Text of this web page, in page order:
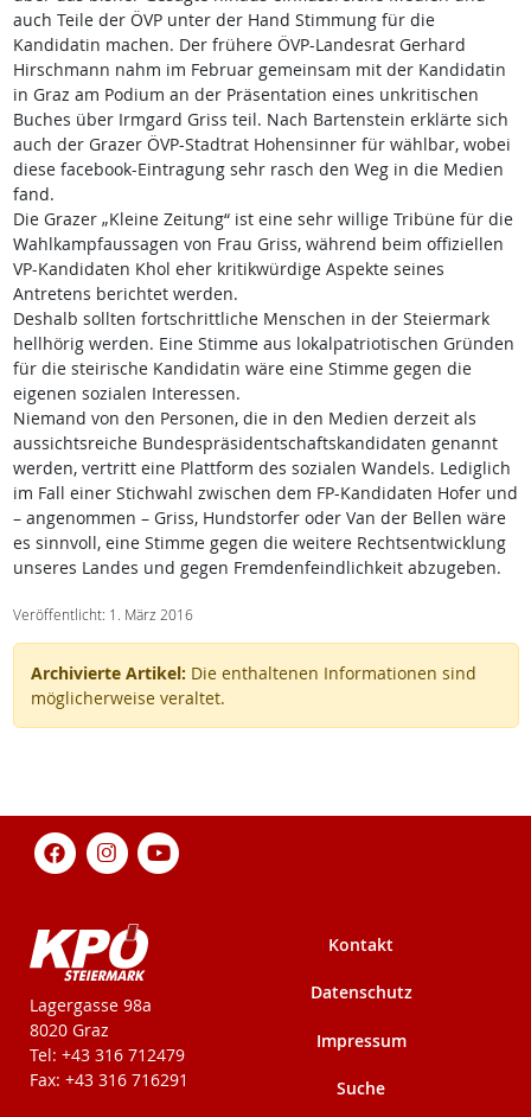
auch Teile der ÖVP unter der Hand Stimmung für die
Kandidatin machen. Der frühere ÖVP-Landesrat Gerhard
Hirschmann nahm im Februar gemeinsam mit der Kandidatin
in Graz am Podium an der Präsentation eines unkritischen
Buches über Irmgard Griss teil. Nach Bartenstein erklärte sich
auch der Grazer ÖVP-Stadtrat Hohensinner für wählbar, wobei
diese facebook-Eintragung sehr rasch den Weg in die Medien
fand.
Die Grazer „Kleine Zeitung“ ist eine sehr willige Tribüne für die
Wahlkampfaussagen von Frau Griss, während beim offiziellen
VP-Kandidaten Khol eher kritikwürdige Aspekte seines
Antretens berichtet werden.
Deshalb sollten fortschrittliche Menschen in der Steiermark
hellhörig werden. Eine Stimme aus lokalpatriotischen Gründen
für die steirische Kandidatin wäre eine Stimme gegen die
eigenen sozialen Interessen.
Niemand von den Personen, die in den Medien derzeit als
aussichtsreiche Bundespräsidentschaftskandidaten genannt
werden, vertritt eine Plattform des sozialen Wandels. Lediglich
im Fall einer Stichwahl zwischen dem FP-Kandidaten Hofer und
– angenommen – Griss, Hundstorfer oder Van der Bellen wäre
es sinnvoll, eine Stimme gegen die weitere Rechtsentwicklung
unseres Landes und gegen Fremdenfeindlichkeit abzugeben.
Veröffentlicht: 1. März 2016
Archivierte Artikel: Die enthaltenen Informationen sind
möglicherweise veraltet.
KPÖ-Steiermark
Lagergasse 98a
8020 Graz
Tel: +43 316 712479
Fax: +43 316 716291
Kontakt
Datenschutz
Impressum
Suche